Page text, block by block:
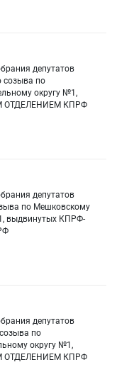
депутатов
созыва по
округу №1,
ОТДЕЛЕНИЕМ КПРФ
депутатов
по Мешковскому
выдвинутых КПРФ-
депутатов
по
округу №1,
ОТДЕЛЕНИЕМ КПРФ